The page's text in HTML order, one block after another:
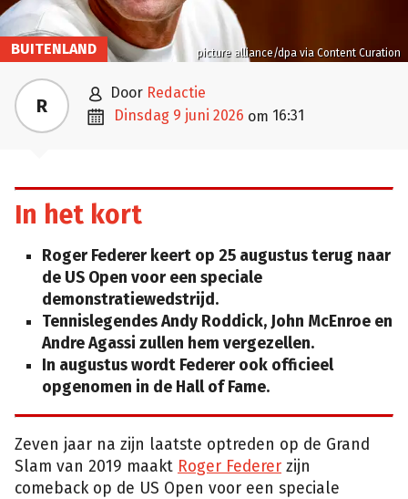
picture alliance/dpa via Content Curation
BUITENLAND
R  door Redactie
 dinsdag 9 juni 2026 om 16:31
In het kort
Roger Federer keert op 25 augustus terug naar
de US Open voor een speciale
demonstratiewedstrijd.
Tennislegendes Andy Roddick, John McEnroe en
Andre Agassi zullen hem vergezellen.
In augustus wordt Federer ook officieel
opgenomen in de Hall of Fame.
Zeven jaar na zijn laatste optreden op de Grand
Slam van 2019 maakt Roger Federer zijn
comeback op de US Open voor een speciale